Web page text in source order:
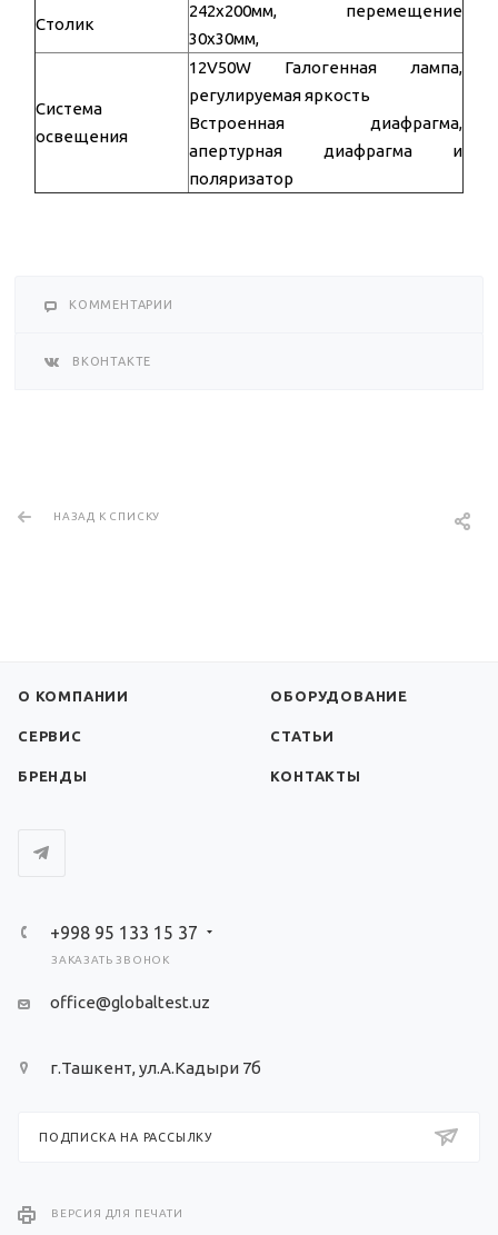
Столик
242х200мм, перемещение
30х30мм,
Система
освещения
12V50W Галогенная лампа,
регулируемая яркость
Встроенная диафрагма,
апертурная диафрагма и
поляризатор
КОММЕНТАРИИ
ВКОНТАКТЕ
НАЗАД К СПИСКУ
О КОМПАНИИ ОБОРУДОВАНИЕ
СЕРВИС СТАТЬИ
БРЕНДЫ КОНТАКТЫ
+998 95 133 15 37
ЗАКАЗАТЬ ЗВОНОК
office@globaltest.uz
г.Ташкент, ул.А.Кадыри 7б
ПОДПИСКА НА РАССЫЛКУ
ВЕРСИЯ ДЛЯ ПЕЧАТИ